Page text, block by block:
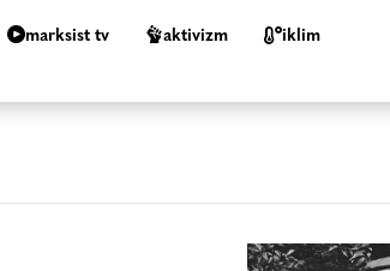
marksist tv aktivizm i̇klim